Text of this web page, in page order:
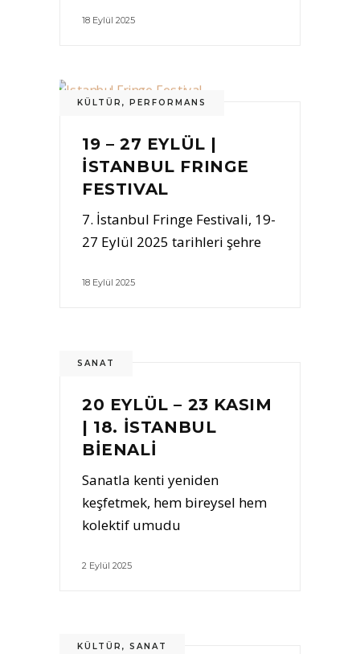
18 Eylül 2025
KÜLTÜR , PERFORMANS
19 – 27 EYLÜL |
İSTANBUL FRINGE
FESTIVAL
7. İstanbul Fringe Festivali, 19-
27 Eylül 2025 tarihleri şehre
18 Eylül 2025
SANAT
20 EYLÜL – 23 KASIM
| 18. İSTANBUL
BİENALİ
Sanatla kenti yeniden
keşfetmek, hem bireysel hem
kolektif umudu
2 Eylül 2025
KÜLTÜR , SANAT